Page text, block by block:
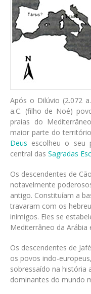
Após o Dilúvio (2.072
a.C. (filho de Noé)
praias do
maior parte do
Deus escolheu o seu
central das Sagradas
Os descendentes de
notavelmente
antigo. Constituíam a
travaram com os
inimigos. Eles se
Mediterrâneo da
Os descendentes de
os povos indo-
sobressaído na história
dominantes do mundo